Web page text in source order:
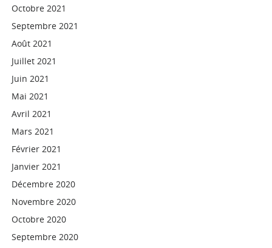
Octobre 2021
Septembre 2021
Août 2021
Juillet 2021
Juin 2021
Mai 2021
Avril 2021
Mars 2021
Février 2021
Janvier 2021
Décembre 2020
Novembre 2020
Octobre 2020
Septembre 2020